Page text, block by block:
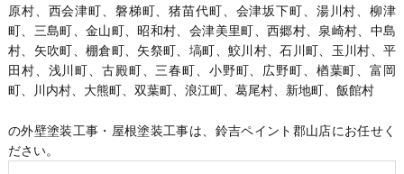
原村、西会津町、磐梯町、猪苗代町、会津坂下町、湯川村、柳津
町、三島町、金山町、昭和村、会津美里町、西郷村、泉崎村、中島
村、矢吹町、棚倉町、矢祭町、塙町、鮫川村、石川町、玉川村、平
田村、浅川町、古殿町、三春町、小野町、広野町、楢葉町、富岡
町、川内村、大熊町、双葉町、浪江町、葛尾村、新地町、飯館村
の外壁塗装工事・屋根塗装工事は、鈴吉ペイント郡山店にお任せく
ださい。